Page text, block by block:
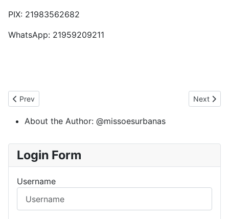
PIX: 21983562682
WhatsApp: 21959209211
Previous article: Elaina Cazanga
Prev Next
Next
About the Author: @missoesurbanas
Login Form
Username